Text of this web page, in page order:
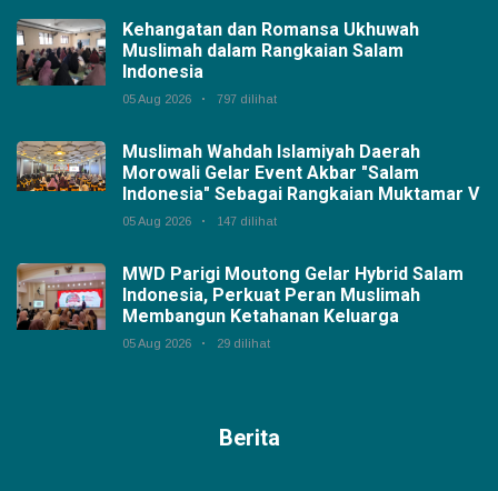
Kehangatan dan Romansa Ukhuwah
Muslimah dalam Rangkaian Salam
Indonesia
05 Aug 2026 797 dilihat
Muslimah Wahdah Islamiyah Daerah
Morowali Gelar Event Akbar "Salam
Indonesia" Sebagai Rangkaian Muktamar V
05 Aug 2026 147 dilihat
MWD Parigi Moutong Gelar Hybrid Salam
Indonesia, Perkuat Peran Muslimah
Membangun Ketahanan Keluarga
05 Aug 2026 29 dilihat
Berita